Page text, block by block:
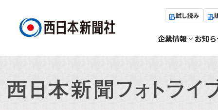
試し読み
企業情報 お知